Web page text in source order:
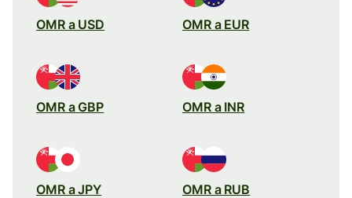
OMR a USD OMR a EUR
OMR a GBP OMR a INR
OMR a JPY OMR a RUB